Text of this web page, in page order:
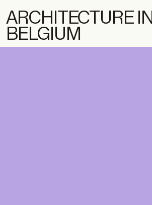
ARCHITECTURE IN
BELGIUM